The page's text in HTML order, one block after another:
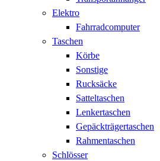
Elektro
Fahrradcomputer
Taschen
Körbe
Sonstige
Rucksäcke
Satteltaschen
Lenkertaschen
Gepäckträgertaschen
Rahmentaschen
Schlösser